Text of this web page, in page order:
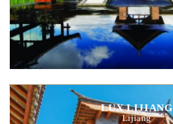
LUX LIJIANG
Lijiang